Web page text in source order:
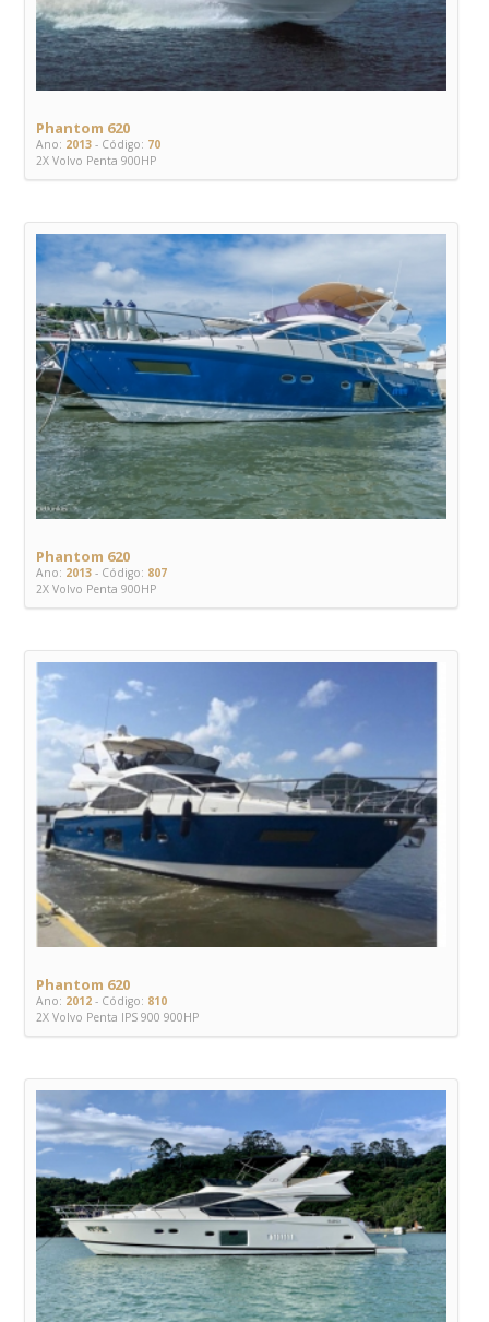
Phantom 620
Ano: 2013 - Código: 70
2X Volvo Penta 900HP
Phantom 620
Ano: 2013 - Código: 807
2X Volvo Penta 900HP
Phantom 620
Ano: 2012 - Código: 810
2X Volvo Penta IPS 900 900HP